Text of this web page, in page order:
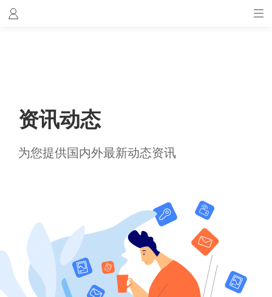
资讯动态
为您提供国内外最新动态资讯